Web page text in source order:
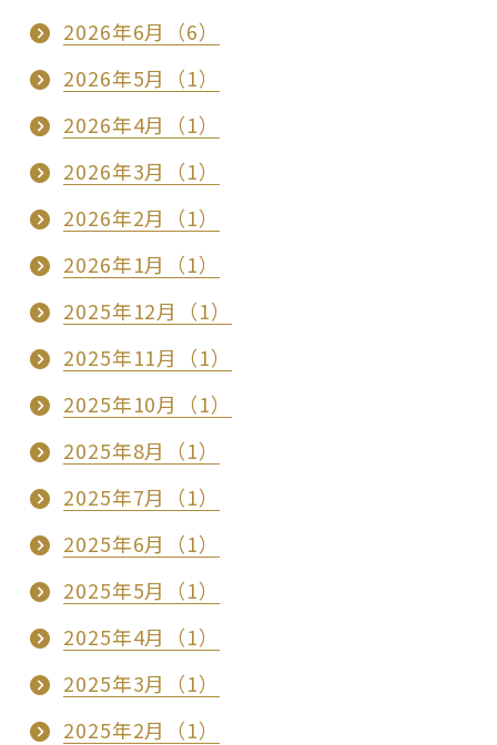
2026年6月（6）
2026年5月（1）
2026年4月（1）
2026年3月（1）
2026年2月（1）
2026年1月（1）
2025年12月（1）
2025年11月（1）
2025年10月（1）
2025年8月（1）
2025年7月（1）
2025年6月（1）
2025年5月（1）
2025年4月（1）
2025年3月（1）
2025年2月（1）